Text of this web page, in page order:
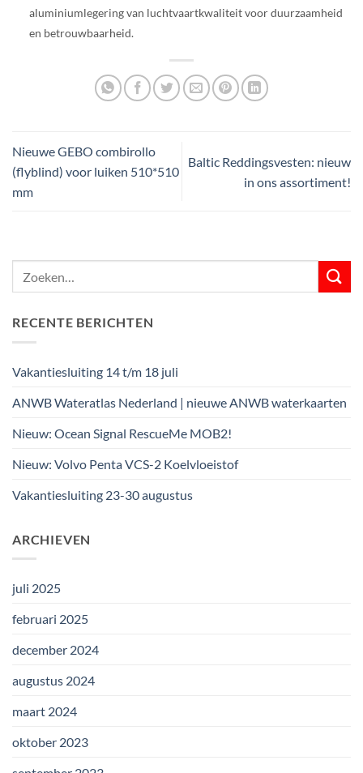
aluminiumlegering van luchtvaartkwaliteit voor duurzaamheid
en betrouwbaarheid.
Nieuwe GEBO combirollo
(flyblind) voor luiken 510*510
mm
Baltic Reddingsvesten: nieuw
in ons assortiment!
RECENTE BERICHTEN
Vakantiesluiting 14 t/m 18 juli
ANWB Wateratlas Nederland | nieuwe ANWB waterkaarten
Nieuw: Ocean Signal RescueMe MOB2!
Nieuw: Volvo Penta VCS-2 Koelvloeistof
Vakantiesluiting 23-30 augustus
ARCHIEVEN
juli 2025
februari 2025
december 2024
augustus 2024
maart 2024
oktober 2023